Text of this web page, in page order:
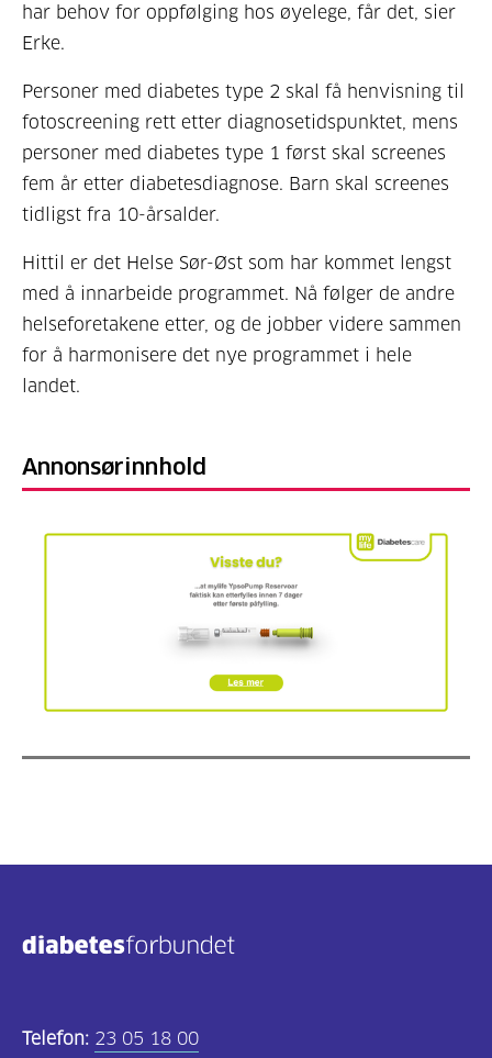
har behov for oppfølging hos øyelege, får det, sier
Erke.
Personer med diabetes type 2 skal få henvisning til
fotoscreening rett etter diagnosetidspunktet, mens
personer med diabetes type 1 først skal screenes
fem år etter diabetesdiagnose. Barn skal screenes
tidligst fra 10-årsalder.
Hittil er det Helse Sør-Øst som har kommet lengst
med å innarbeide programmet. Nå følger de andre
helseforetakene etter, og de jobber videre sammen
for å harmonisere det nye programmet i hele
landet.
Annonsørinnhold
Telefon: 23 05 18 00